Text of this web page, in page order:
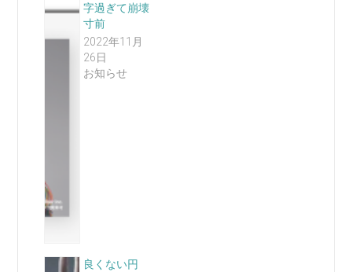
字過ぎて崩壊
寸前
2022年11月
26日
お知らせ
良くない円